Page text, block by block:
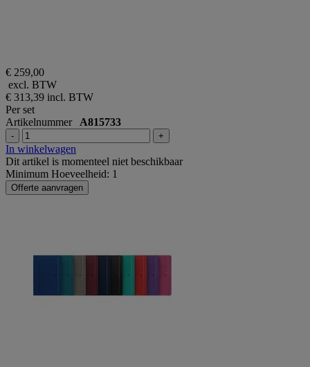
€ 259,00
excl. BTW
€ 313,39 incl. BTW
Per set
Artikelnummer A815733
- +
In winkelwagen
Dit artikel is momenteel niet beschikbaar
Minimum Hoeveelheid: 1
Offerte aanvragen